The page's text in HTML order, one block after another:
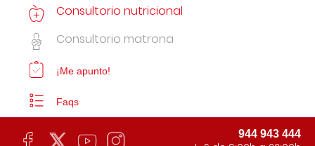
Consultorio nutricional
Consultorio matrona
¡Me apunto!
Faqs
944 943 444